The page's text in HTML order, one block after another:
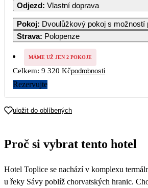
1
4 960
2
4 960
3
4 960 4
7
4 660
8 9 10
14
4 660
15 16
21
4 660
22
4 660
23 24
Odjezd: Vlastní doprava
Pokoj: Dvoulůžkový pokoj s možností
Strava: Polopenze
MÁME UŽ JEN 2 POKOJE
Celkem: 9 320 Kčpodrobnosti
Rezervujte
uložit do oblíbených
Proč si vybrat tento hotel
Hotel Toplice se nachází v komplexu
u řeky Sávy poblíž chorvatských hranic.